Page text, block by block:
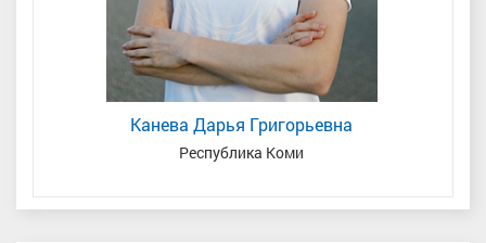
Канева Дарья Григорьевна
Республика Коми